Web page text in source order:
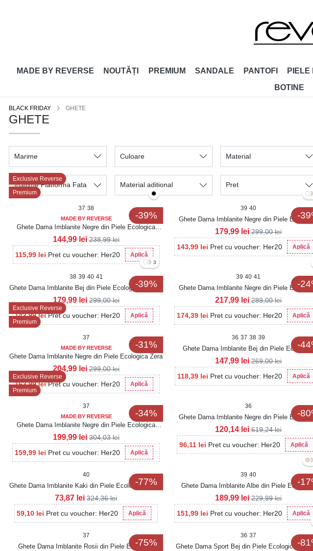
MADE BY REVERSE NOUTĂȚI PREMIUM SANDALE PANTOFI PIELE
BOTINE
BLACK FRIDAY GHETE
GHETE
Marime Culoare Material
Inaltime Platforma Fata Material aditional Pret
Exclusive Reverse
Premium
-39%
37 38
MADE BY REVERSE
Ghete Dama Imblanite Negre din Piele Ecologica
Intoarsa Zyon2
115,99 lei Pret cu voucher: Her20 Aplică
144,99 lei 238,99lei
-
39 40
Ghete Dama Imblanite Negre din Piele
Intoarsa Liyana3
143,99 lei Pret cu voucher: Her20 Aplică
179,99 lei 299,00lei
-39%
3
38 39 40 41
Ghete Dama Imblanite Bej din Piele Ecologica Lacuita
Liyana4
143,99lei Pret cu voucher: Her20 Aplică
179,99 lei 299,00lei
-
39 40 41
Ghete Dama Imblanite Negre din Piele
Maiya
174,39 lei Pret cu voucher: Her20 Aplică
217,99 lei 289,00lei
Exclusive Reverse
Premium
-31%
37
MADE BY REVERSE
Ghete Dama Imblanite Negre din Piele Ecologica Zera
163,99lei Pret cu voucher: Her20 Aplică
204,99 lei 299,00lei
-
36 37 38 39
Ghete Dama Imblanite Bej din Piele
Hridhya
118,39 lei Pret cu voucher: Her20 Aplică
147,99 lei 269,00lei
Exclusive Reverse
Premium
-34%
37
MADE BY REVERSE
Ghete Dama Imblanite Negre din Piele Ecologica
Zelina
159,99 lei Pret cu voucher: Her20 Aplică
199,99 lei 304,03lei
-
36
Ghete Dama Imblanite Negre din Piele
Akiva
96,11 lei Pret cu voucher: Her20 Aplică
120,14 lei 619,24lei
-77%
40
Ghete Dama Imblanite Kaki din Piele Ecologica Stiora
59,10 lei Pret cu voucher: Her20 Aplică
73,87 lei 324,36lei
-
39 40
Ghete Dama Imblanite Albe din Piele
Liyana2
151,99 lei Pret cu voucher: Her20 Aplică
189,99 lei 229,99lei
-75%
37
Ghete Dama Imblanite Rosii din Piele Ecologica
-
36 37
Ghete Dama Sport Bej din Piele Ecologica